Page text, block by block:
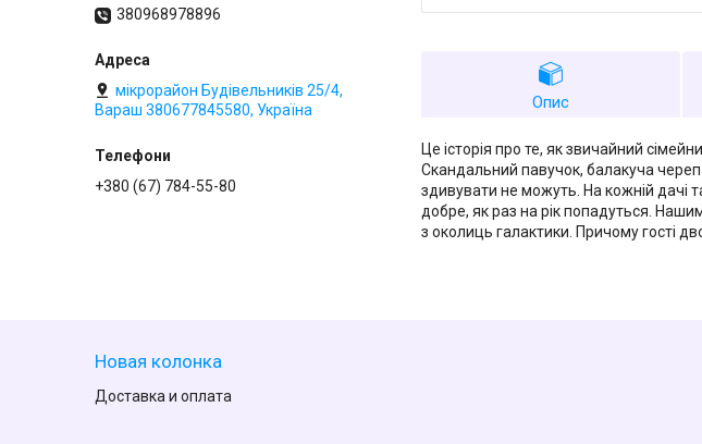
Опис
Це історія про те, як звичайний
Скандальний павучок, балакуча
здивувати не можуть. На кожній дачі
добре, як раз на рік попадуться.
з околиць галактики. Причому гості
380968978896
мікрорайон Будівельників 25/4,
Вараш 380677845580, Україна
+380 (67) 784-55-80
Новая колонка
Доставка и оплата